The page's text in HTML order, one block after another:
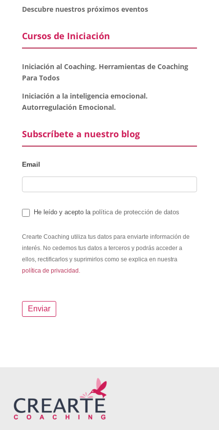
Descubre nuestros próximos eventos
Cursos de Iniciación
Iniciación al Coaching. Herramientas de Coaching
Para Todos
Iniciación a la inteligencia emocional.
Autorregulación Emocional.
Subscríbete a nuestro blog
Email
He leído y acepto la política de protección de datos
Crearte Coaching utiliza tus datos para enviarte información de
interés. No cedemos tus datos a terceros y podrás acceder a
ellos, rectificarlos y suprimirlos como se explica en nuestra
política de privacidad.